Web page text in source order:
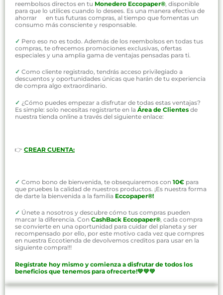
reembolsos directos en tu Monedero Eccopaper®, disponible
para que lo utilices cuando lo desees. Es una manera efectiva de
ahorrar en tus futuras compras, al tiempo que fomentas un
consumo más consciente y responsable.
✓ Pero eso no es todo. Además de los reembolsos en todas tus
compras, te ofrecemos promociones exclusivas, ofertas
especiales y una amplia gama de ventajas pensadas para ti.
✓ Como cliente registrado, tendrás acceso privilegiado a
descuentos y oportunidades únicas que harán de tu experiencia
de compra algo extraordinario.
✓ ¿Cómo puedes empezar a disfrutar de todas estas ventajas?
Es simple: solo necesitas registrarte en la Área de Clientes de
nuestra tienda online a través del siguiente enlace:
👉 CREAR CUENTA:
✓ Como bono de bienvenida, te obsequiaremos con 10€ para
que pruebes la calidad de nuestros productos. ¡Es nuestra forma
de darte la bienvenida a la familia Eccopaper®!
✓ Únete a nosotros y descubre cómo tus compras pueden
marcar la diferencia. Con CashBack Eccopaper®, cada compra
se convierte en una oportunidad para cuidar del planeta y ser
recompensado por ello, por este motivo cada vez que compres
en nuestra Eccotienda de devolvemos creditos para usar en la
siguiente compra!!!
Regístrate hoy mismo y comienza a disfrutar de todos los
beneficios que tenemos para ofrecerte!💚💚💚